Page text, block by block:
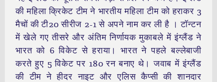
की महिला क्रिकेट टीम ने भारतीय महिला टीम को हराकर 3
मैचों की टी20 सीरीज 2-1 से अपने नाम कर ली है । टॉन्टन
में खेले गए तीसरे और अंतिम निर्णायक मुकाबले में इंग्लैंड ने
भारत को 6 विकेट से हराया। भारत ने पहले बल्लेबाजी
करते हुए 5 विकेट पर 180 रन बनाए थे। जवाब में इंग्लैंड
की टीम ने हीदर नाइट और एलिस कैप्सी की शानदार